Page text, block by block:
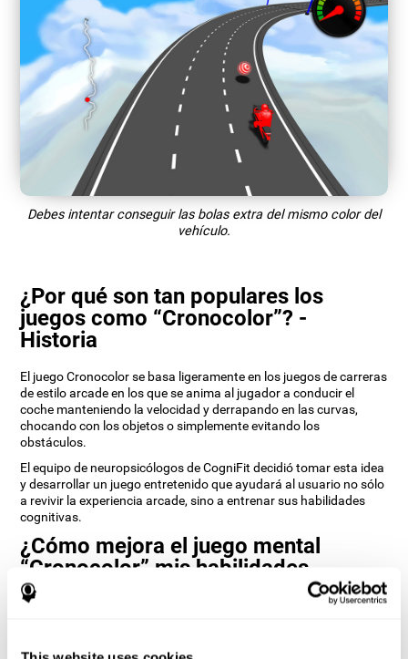
Debes intentar conseguir las bolas extra del mismo color del
vehículo.
¿Por qué son tan populares los
juegos como “Cronocolor”? -
Historia
El juego Cronocolor se basa ligeramente en los juegos de carreras
de estilo arcade en los que se anima al jugador a conducir el
coche manteniendo la velocidad y derrapando en las curvas,
chocando con los objetos o simplemente evitando los
obstáculos.
El equipo de neuropsicólogos de CogniFit decidió tomar esta idea
y desarrollar un juego entretenido que ayudará al usuario no sólo
a revivir la experiencia arcade, sino a entrenar sus habilidades
cognitivas.
¿Cómo mejora el juego mental
“Cronocolor” mis habilidades
cognitivas?